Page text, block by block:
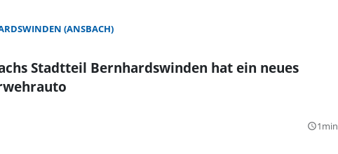
(ANSBACH)
Stadtteil Bernhardswinden hat ein neues
query_builder1min